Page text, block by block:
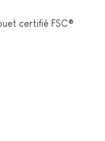
certifié FSC®